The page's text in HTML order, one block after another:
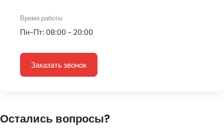
Время работы
Пн–Пт: 08:00 – 20:00
Заказать звонок
Остались вопросы?